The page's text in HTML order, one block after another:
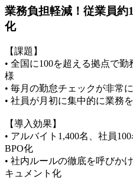
業務負担軽減！従業員約
化
【課題】
• 全国に100を超える拠点で
様
• 毎月の勤怠チェックが非常
• 社員が月初に集中的に業務
【導入効果】
• アルバイト1,400名、社員
BPO化
• 社内ルールの徹底を呼びか
キュメント化